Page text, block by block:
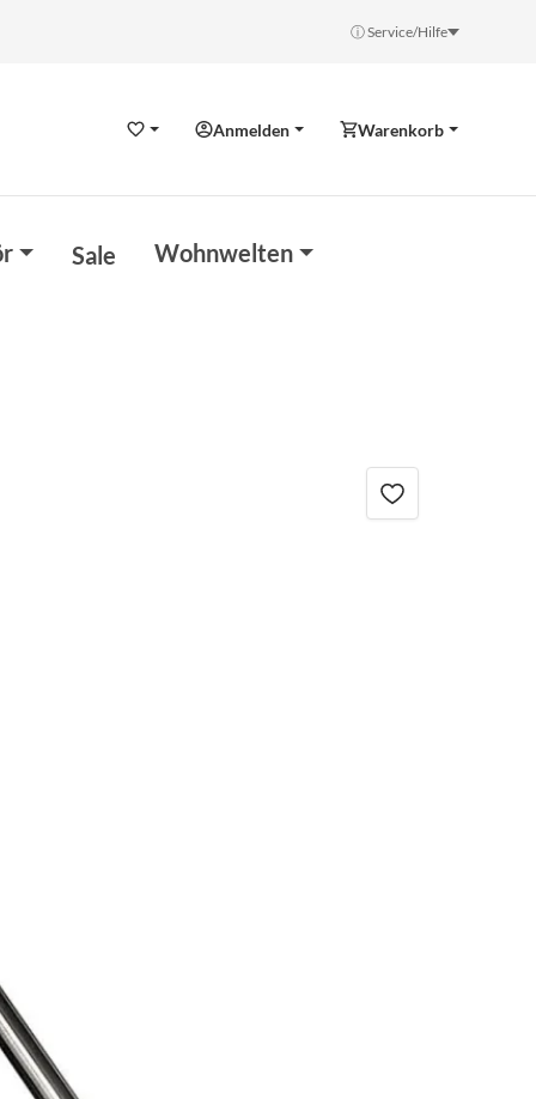
ⓘ Service/Hilfe
WunschzettelAnmelden Warenkorb
Sale Wohnwelten